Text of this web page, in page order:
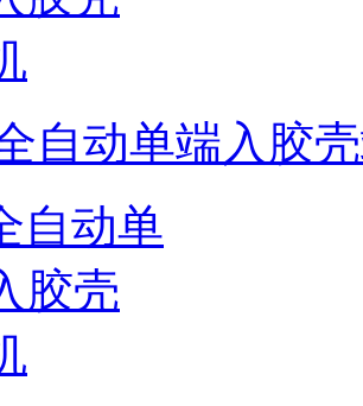
自动单端入胶